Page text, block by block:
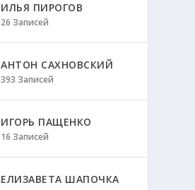
ИЛЬЯ ПИРОГОВ
26 Записей
АНТОН САХНОВСКИЙ
393 Записей
ИГОРЬ ПАЩЕНКО
16 Записей
ЕЛИЗАВЕТА ШАПОЧКА